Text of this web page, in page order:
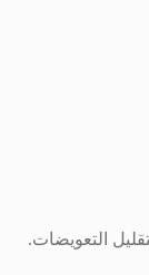
التعويضات.